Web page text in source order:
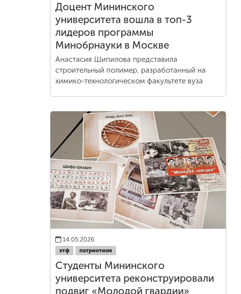
Доцент Мининского
университета вошла в топ-3
лидеров программы
Минобрнауки в Москве
Анастасия Шипилова представила
строительный полимер, разработанный на
химико-технологическом факультете вуза
14.05.2026
хтф патриотизм
Студенты Мининского
университета реконструировали
подвиг «Молодой гвардии»